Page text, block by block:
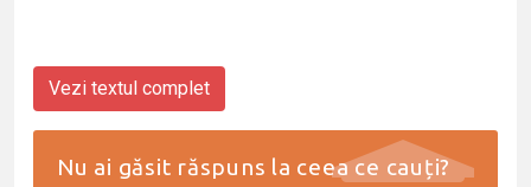
Vezi textul complet
Nu ai găsit răspuns la ceea ce cauți?